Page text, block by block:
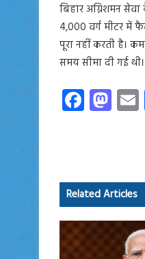
बिहार अग्निशमन
4,000 वर्ग मीटर में
पूरा नहीं करती है।
समय सीमा दी गई थी।
Fa
ce
ok
M
as
o
n
Related Articles